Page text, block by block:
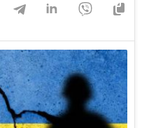
интеллект (AI), который делает